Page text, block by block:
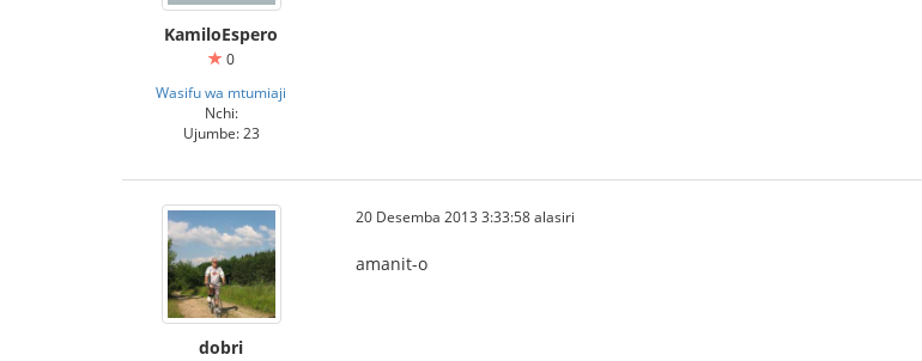
KamiloEspero
0
Wasifu wa mtumiaji
Nchi:
Ujumbe: 23
dobri
20 Desemba 2013 3:33:58 alasiri
amanit-o